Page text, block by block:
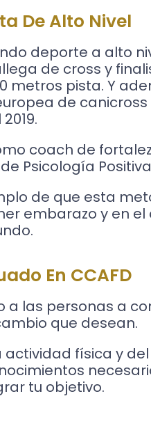
De Alto Nivel
deporte a alto
de cross y
metros pista. Y
de canicross
coach de
Psicología
de que esta
embarazo y en
En CCAFD
a las personas a
que desean.
física y
tu objetivo.